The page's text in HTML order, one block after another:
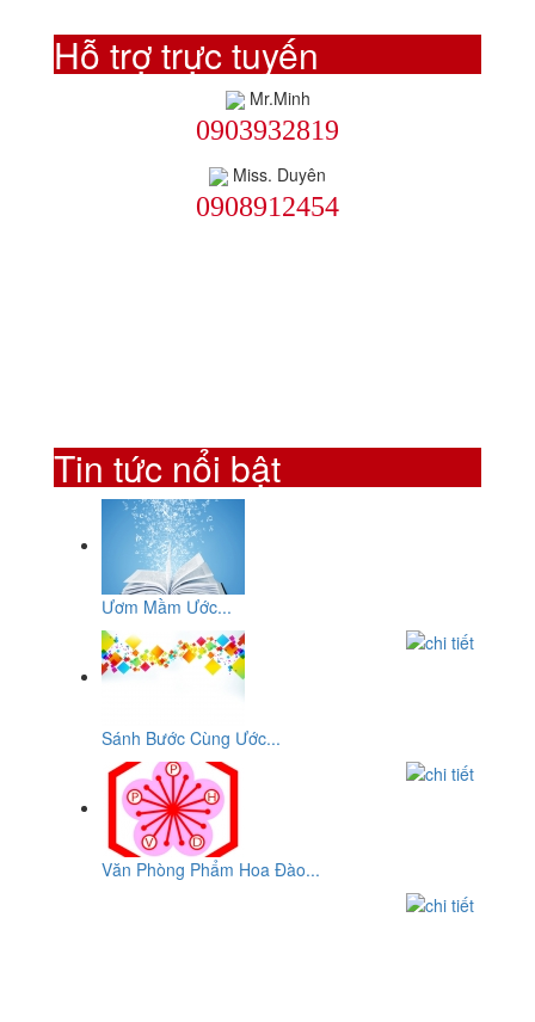
Hỗ trợ trực tuyến
Mr.Minh
0903932819
Miss. Duyên
0908912454
Tin tức nổi bật
Ươm Mầm Ước...
Sánh Bước Cùng Ước...
Văn Phòng Phẩm Hoa Đào...